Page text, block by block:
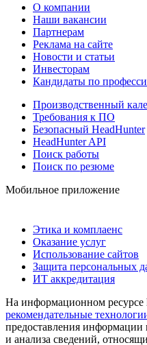
О компании
Наши вакансии
Партнерам
Реклама на сайте
Новости и статьи
Инвесторам
Кандидаты по
Производственный
Требования к ПО
Безопасный HeadHunter
HeadHunter API
Поиск работы
Поиск по резюме
Мобильное приложение
Этика и комплаенс
Оказание услуг
Использование сайтов
Защита персональных
ИТ аккредитация
На информационном ресурсе
рекомендательные
предоставления информации
и анализа сведений,